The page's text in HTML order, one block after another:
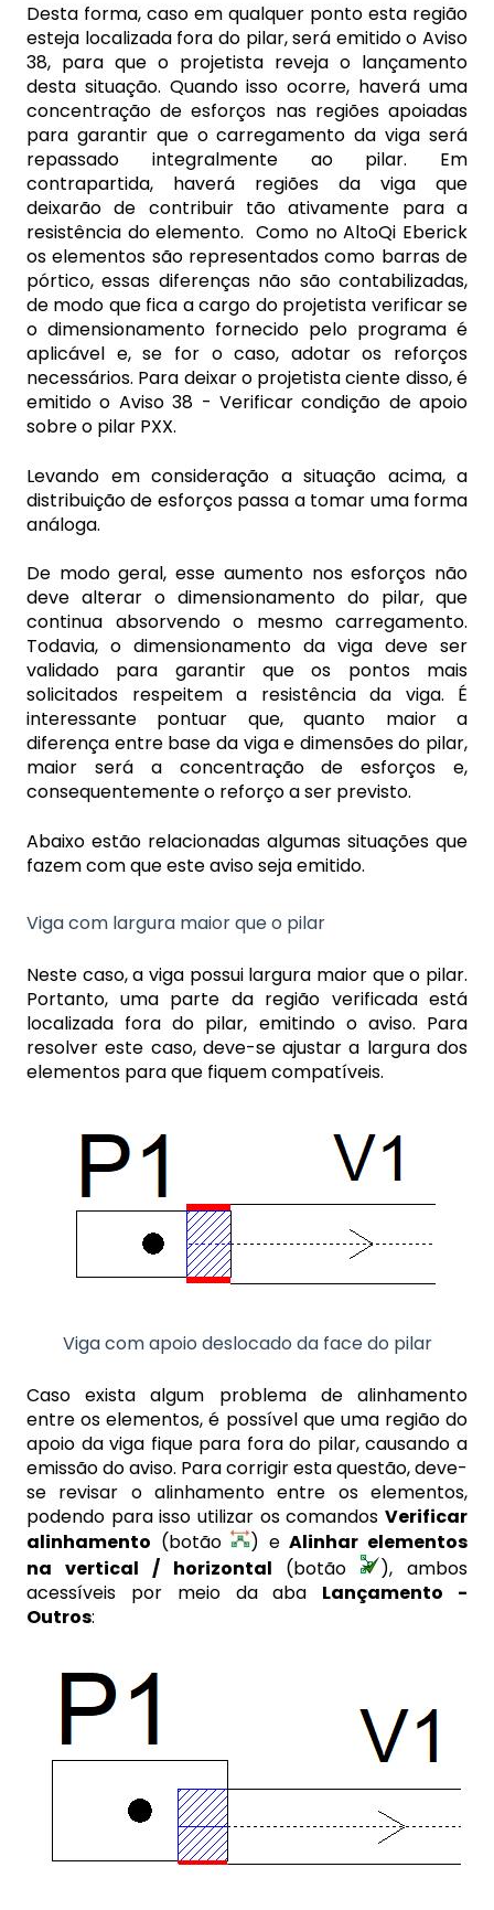
Desta forma, caso em qualquer ponto esta região
esteja localizada fora do pilar, será emitido o Aviso
38, para que o projetista reveja o lançamento
desta situação. Quando isso ocorre, haverá uma
concentração de esforços nas regiões apoiadas
para garantir que o carregamento da viga será
repassado integralmente ao pilar. Em
contrapartida, haverá regiões da viga que
deixarão de contribuir tão ativamente para a
resistência do elemento. Como no AltoQi Eberick
os elementos são representados como barras de
pórtico, essas diferenças não são contabilizadas,
de modo que fica a cargo do projetista verificar se
o dimensionamento fornecido pelo programa é
aplicável e, se for o caso, adotar os reforços
necessários. Para deixar o projetista ciente disso, é
emitido o Aviso 38 - Verificar condição de apoio
sobre o pilar PXX.
Levando em consideração a situação acima, a
distribuição de esforços passa a tomar uma forma
análoga.
De modo geral, esse aumento nos esforços não
deve alterar o dimensionamento do pilar, que
continua absorvendo o mesmo carregamento.
Todavia, o dimensionamento da viga deve ser
validado para garantir que os pontos mais
solicitados respeitem a resistência da viga. É
interessante pontuar que, quanto maior a
diferença entre base da viga e dimensões do pilar,
maior será a concentração de esforços e,
consequentemente o reforço a ser previsto.
Abaixo estão relacionadas algumas situações que
fazem com que este aviso seja emitido.
Viga com largura maior que o pilar
Neste caso, a viga possui largura maior que o pilar.
Portanto, uma parte da região verificada está
localizada fora do pilar, emitindo o aviso. Para
resolver este caso, deve-se ajustar a largura dos
elementos para que fiquem compatíveis.
Viga com apoio deslocado da face do pilar
Caso exista algum problema de alinhamento
entre os elementos, é possível que uma região do
apoio da viga fique para fora do pilar, causando a
emissão do aviso. Para corrigir esta questão, deve-
se revisar o alinhamento entre os elementos,
podendo para isso utilizar os comandos Verificar
alinhamento (botão ) eAlinhar elementos
na vertical / horizontal (botão
), ambos
acessíveis por meio da aba Lançamento -
Outros: